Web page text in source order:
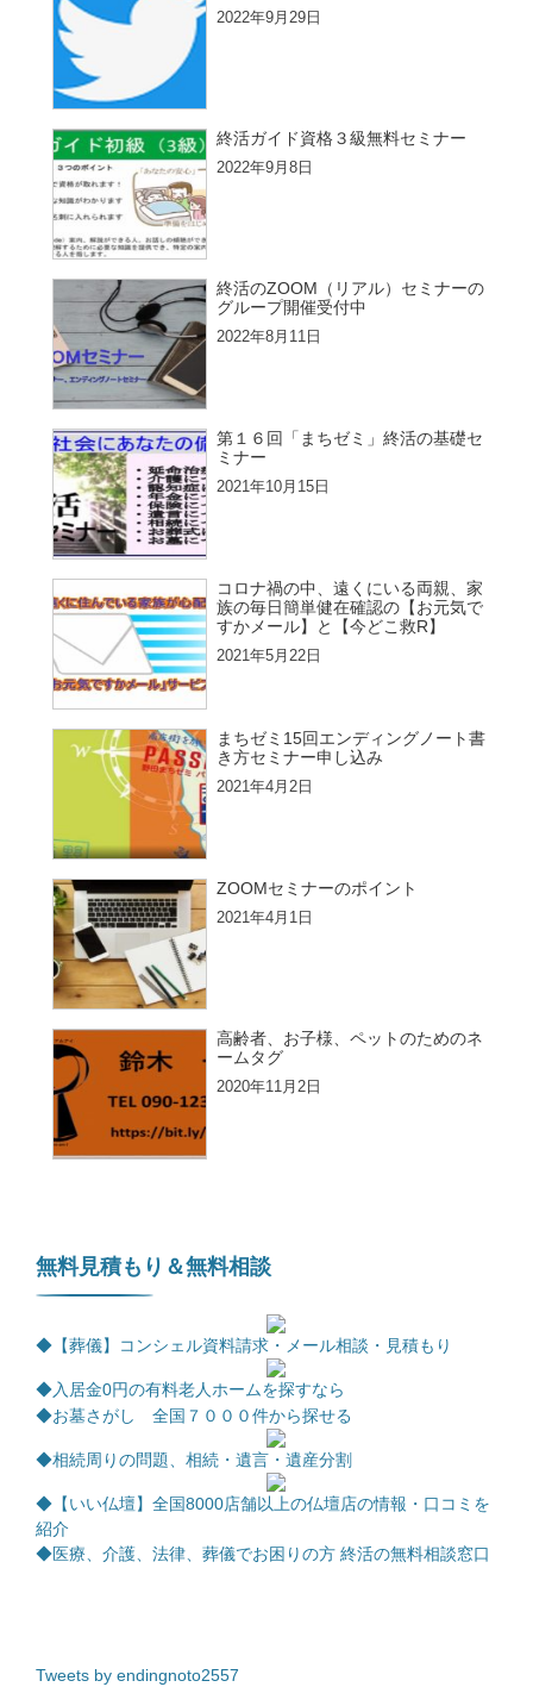
2022年9月29日
終活ガイド資格３級無料セミナー
2022年9月8日
終活のZOOM（リアル）セミナーの
グループ開催受付中
2022年8月11日
第１６回「まちゼミ」終活の基礎セ
ミナー
2021年10月15日
コロナ禍の中、遠くにいる両親、家
族の毎日簡単健在確認の【お元気で
すかメール】と【今どこ救R】
2021年5月22日
まちゼミ15回エンディングノート書
き方セミナー申し込み
2021年4月2日
ZOOMセミナーのポイント
2021年4月1日
高齢者、お子様、ペットのためのネ
ームタグ
2020年11月2日
無料見積もり＆無料相談
◆【葬儀】コンシェル資料請求・メール相談・見積もり
◆入居金0円の有料老人ホームを探すなら
◆お墓さがし 全国７０００件から探せる
◆相続周りの問題、相続・遺言・遺産分割
◆【いい仏壇】全国8000店舗以上の仏壇店の情報・口コミを
紹介
◆医療、介護、法律、葬儀でお困りの方 終活の無料相談窓口
Tweets by endingnoto2557